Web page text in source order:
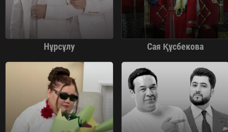
Нұрсұлу Сая Құсбекова